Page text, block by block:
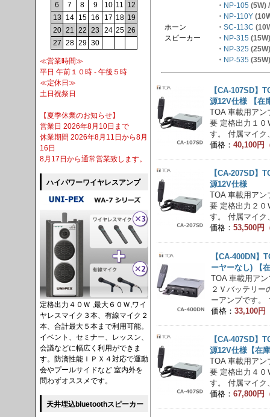
ホーン
スピーカー
・ NP-105 (5W)
・ NP-110Y
・ SC-113C
・ NP-315
・ NP-325
・ NP-535
【CA-107SD】
源12V仕様 【在
TOA 車載用ア
要 定格出力１０
す。 付属マイク
価格： 40,100円
【CA-207SD】
源12V仕様
TOA 車載用ア
要 定格出力２０
す。 付属マイク
価格： 53,500円
【CA-400DN
ーヤーなし) 【
TOA 車載用ア
２Ｖバッテリ
ーアンプです。
価格： 33,100円
【CA-407SD】
源12V仕様【在
TOA 車載用ア
要 定格出力４０
す。 付属マイク
価格： 67,800円
6
7 8 9 10 11 12
13
14 15 16 17 18 19
20 21 22 23 24 25 26
27 28 29 30
≪営業時間≫
平日 午前１０時 - 午後５時
≪定休日≫
土日祝祭日
【夏季休業のお知らせ】
営業日 2026年8月10日まで
休業期間 2026年8月11日から8月
16日
8月17日から通常営業致します。
ハイパワーワイヤレスアンプ
定格出力４０Ｗ ,最大６０Ｗ,ワイ
ヤレスマイク３本、有線マイク２
本、合計最大５本まで利用可能。
イベント、セミナー、レッスン、
会議などに幅広く利用ができま
す。防滴性能ＩＰＸ４対応で運動
会やプールサイドなど 室内外を
問わずオススメです。
天井埋込bluetoothスピーカー